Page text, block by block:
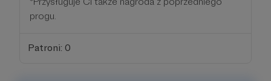
progu.
Patroni: 0